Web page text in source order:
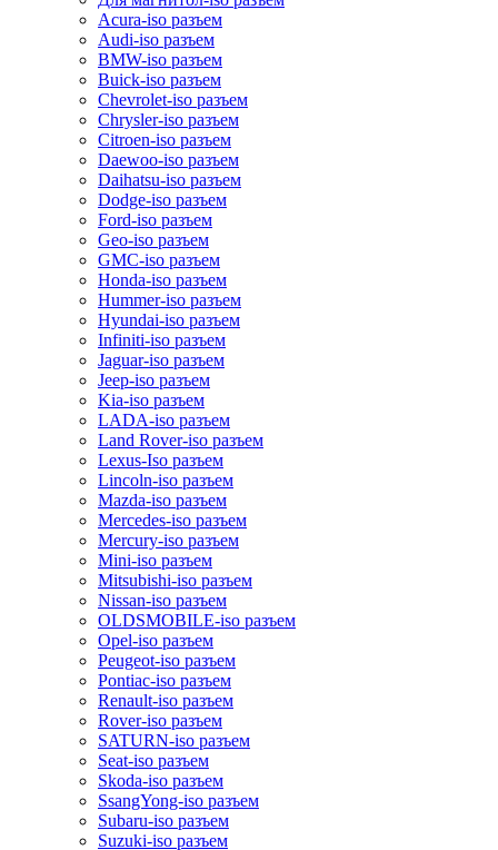
Acura-iso разъем
Audi-iso разъем
BMW-iso разъем
Buick-iso разъем
Chevrolet-iso разъем
Chrysler-iso разъем
Citroen-iso разъем
Daewoo-iso разъем
Daihatsu-iso разъем
Dodge-iso разъем
Ford-iso разъем
Geo-iso разъем
GMC-iso разъем
Honda-iso разъем
Hummer-iso разъем
Hyundai-iso разъем
Infiniti-iso разъем
Jaguar-iso разъем
Jeep-iso разъем
Kia-iso разъем
LADA-iso разъем
Land Rover-iso разъем
Lexus-Iso разъем
Lincoln-iso разъем
Mazda-iso разъем
Mercedes-iso разъем
Mercury-iso разъем
Mini-iso разъем
Mitsubishi-iso разъем
Nissan-iso разъем
OLDSMOBILE-iso разъем
Opel-iso разъем
Peugeot-iso разъем
Pontiac-iso разъем
Renault-iso разъем
Rover-iso разъем
SATURN-iso разъем
Seat-iso разъем
Skoda-iso разъем
SsangYong-iso разъем
Subaru-iso разъем
Suzuki-iso разъем